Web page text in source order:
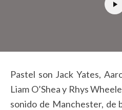
Pastel son Jack Yates,
Liam O’Shea y Rhys
sonido de Manchester, de